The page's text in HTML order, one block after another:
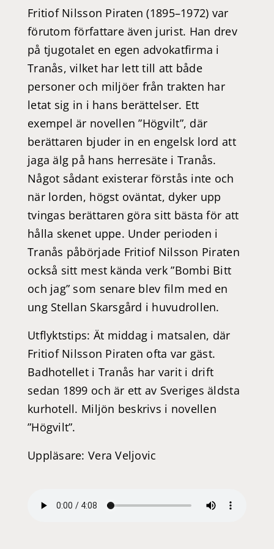
Fritiof Nilsson Piraten (1895–1972) var
förutom författare även jurist. Han drev
på tjugotalet en egen advokatfirma i
Tranås, vilket har lett till att både
personer och miljöer från trakten har
letat sig in i hans berättelser. Ett
exempel är novellen ”Högvilt”, där
berättaren bjuder in en engelsk lord att
jaga älg på hans herresäte i Tranås.
Något sådant existerar förstås inte och
när lorden, högst oväntat, dyker upp
tvingas berättaren göra sitt bästa för att
hålla skenet uppe. Under perioden i
Tranås påbörjade Fritiof Nilsson Piraten
också sitt mest kända verk ”Bombi Bitt
och jag” som senare blev film med en
ung Stellan Skarsgård i huvudrollen.
Utflyktstips: Ät middag i matsalen, där
Fritiof Nilsson Piraten ofta var gäst.
Badhotellet i Tranås har varit i drift
sedan 1899 och är ett av Sveriges äldsta
kurhotell. Miljön beskrivs i novellen
”Högvilt”.
Uppläsare: Vera Veljovic